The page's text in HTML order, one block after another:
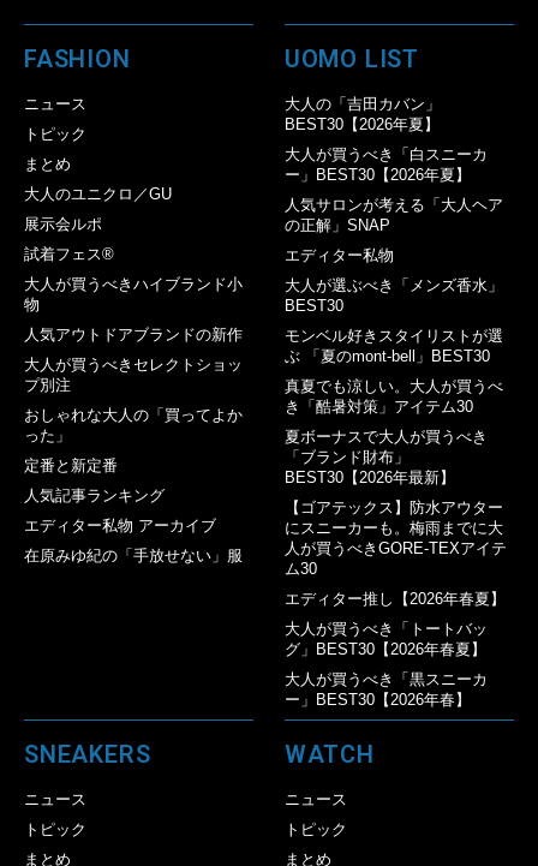
FASHION
ニュース
トピック
まとめ
大人のユニクロ／GU
展示会ルポ
試着フェス®︎
大人が買うべきハイブランド小
物
人気アウトドアブランドの新作
大人が買うべきセレクトショッ
プ別注
おしゃれな大人の「買ってよか
った」
定番と新定番
人気記事ランキング
エディター私物 アーカイブ
在原みゆ紀の「手放せない」服
UOMO LIST
大人の「吉田カバン」
BEST30【2026年夏】
大人が買うべき「白スニーカ
ー」BEST30【2026年夏】
人気サロンが考える「大人ヘア
の正解」SNAP
エディター私物
大人が選ぶべき「メンズ香水」
BEST30
モンベル好きスタイリストが選
ぶ 「夏のmont-bell」BEST30
真夏でも涼しい。大人が買うべ
き「酷暑対策」アイテム30
夏ボーナスで大人が買うべき
「ブランド財布」
BEST30【2026年最新】
【ゴアテックス】防水アウター
にスニーカーも。梅雨までに大
人が買うべきGORE-TEXアイテ
ム30
エディター推し【2026年春夏】
大人が買うべき「トートバッ
グ」BEST30【2026年春夏】
大人が買うべき「黒スニーカ
ー」BEST30【2026年春】
SNEAKERS
ニュース
トピック
まとめ
WATCH
ニュース
トピック
まとめ